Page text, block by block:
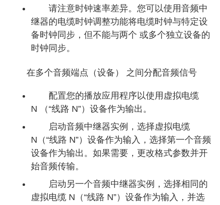
请注意时钟速率差异。您可以使用音频中
继器的电缆时钟调整功能将电缆时钟与特定设
备时钟同步，但不能与两个 或多个独立设备的
时钟同步。
在多个音频端点（设备） 之间分配音频信号
配置您的播放应用程序以使用虚拟电缆
N （“线路 N”）设备作为输出。
启动音频中继器实例，选择虚拟电缆
N（“线路 N”）设备作为输入，选择第一个音频
设备作为输出。如果需要，更改格式参数并开
始音频传输。
启动另一个音频中继器实例，选择相同的
虚拟电缆 N（“线路 N”）设备作为输入，并选